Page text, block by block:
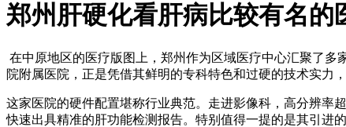
郑州肝硬化看肝病比较有名的
在中原地区的医疗版图上，郑州作为区域医疗中心汇聚了
院附属医院，正是凭借其鲜明的专科特色和过硬的技术实力
这家医院的硬件配置堪称行业典范。走进影像科，高分辨率
快速出具精准的肝功能检测报告。特别值得一提的是其引进